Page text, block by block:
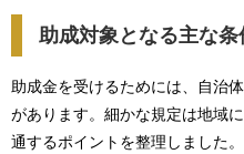
助成対象となる主な条
助成金を受けるためには、自治
があります。細かな規定は地域
通するポイントを整理しました。